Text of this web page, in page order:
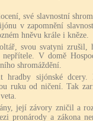
své slavnostní
v zapomnění
hněvu krále i kněze.
svou svatyni zrušil,
V domě
shromáždění.
hradby sijónské dcery.
ruku od ničení. Tak
její závory zničil a
pronárody a zákona